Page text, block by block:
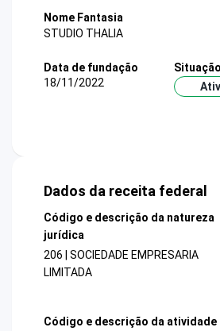
Nome Fantasia
STUDIO THALIA
Data de fundação
18/11/2022
Dados da receita federal
Código e descrição da natureza
jurídica
206 | SOCIEDADE EMPRESARIA
LIMITADA
Código e descrição da atividade